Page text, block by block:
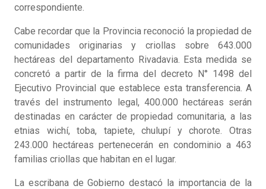
correspondiente.
Cabe recordar que la Provincia reconoció la propiedad de
comunidades originarias y criollas sobre 643.000
hectáreas del departamento Rivadavia. Esta medida se
concretó a partir de la firma del decreto N° 1498 del
Ejecutivo Provincial que establece esta transferencia. A
través del instrumento legal, 400.000 hectáreas serán
destinadas en carácter de propiedad comunitaria, a las
etnias wichí, toba, tapiete, chulupí y chorote. Otras
243.000 hectáreas pertenecerán en condominio a 463
familias criollas que habitan en el lugar.
La escribana de Gobierno destacó la importancia de la